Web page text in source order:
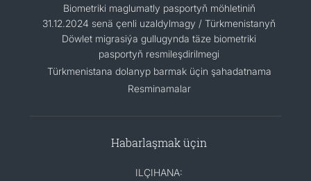
Biometriki maglumatly pasportyň möhletiniň
31.12.2024 senä çenli uzaldylmagy / Türkmenistanyň
Döwlet migrasiýa gullugynda täze biometriki
pasportyň resmileşdirilmegi
Türkmenistana dolanyp barmak üçin şahadatnama
Resminamalar
Habarlaşmak üçin
ILÇIHANA: